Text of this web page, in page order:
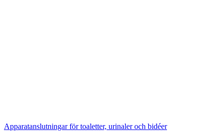
Apparatanslutningar för toaletter, urinaler och bidéer